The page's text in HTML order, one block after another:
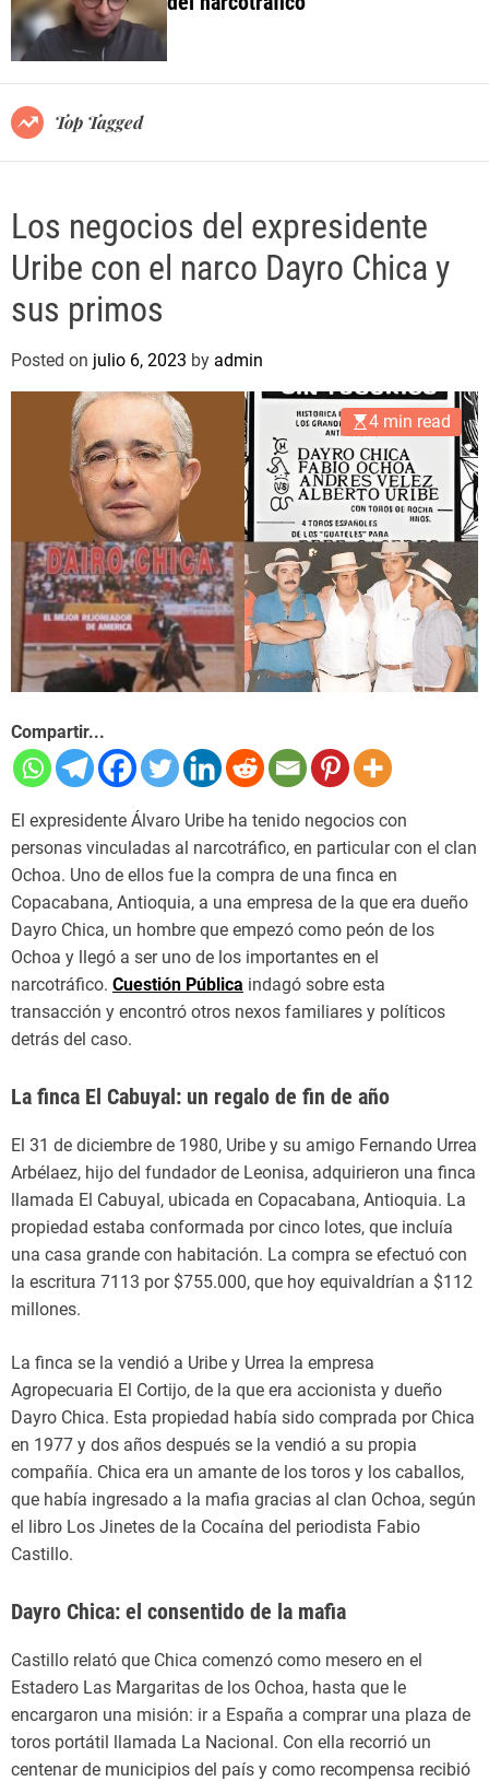
o
e
Top Tagged
Los negocios del expresidente
Uribe con el narco Dayro Chica y
sus primos
Posted on julio 6, 2023 by admin
4 min read
Compartir...
El expresidente Álvaro Uribe ha tenido negocios con
personas vinculadas al narcotráfico, en particular con el clan
Ochoa. Uno de ellos fue la compra de una finca en
Copacabana, Antioquia, a una empresa de la que era dueño
Dayro Chica, un hombre que empezó como peón de los
Ochoa y llegó a ser uno de los importantes en el
narcotráfico. Cuestión Pública indagó sobre esta
transacción y encontró otros nexos familiares y políticos
detrás del caso.
La finca El Cabuyal: un regalo de fin de año
El 31 de diciembre de 1980, Uribe y su amigo Fernando Urrea
Arbélaez, hijo del fundador de Leonisa, adquirieron una finca
llamada El Cabuyal, ubicada en Copacabana, Antioquia. La
propiedad estaba conformada por cinco lotes, que incluía
una casa grande con habitación. La compra se efectuó con
la escritura 7113 por $755.000, que hoy equivaldrían a $112
millones.
La finca se la vendió a Uribe y Urrea la empresa
Agropecuaria El Cortijo, de la que era accionista y dueño
Dayro Chica. Esta propiedad había sido comprada por Chica
en 1977 y dos años después se la vendió a su propia
compañía. Chica era un amante de los toros y los caballos,
que había ingresado a la mafia gracias al clan Ochoa, según
el libro Los Jinetes de la Cocaína del periodista Fabio
Castillo.
Dayro Chica: el consentido de la mafia
Castillo relató que Chica comenzó como mesero en el
Estadero Las Margaritas de los Ochoa, hasta que le
encargaron una misión: ir a España a comprar una plaza de
toros portátil llamada La Nacional. Con ella recorrió un
centenar de municipios del país y como recompensa recibió